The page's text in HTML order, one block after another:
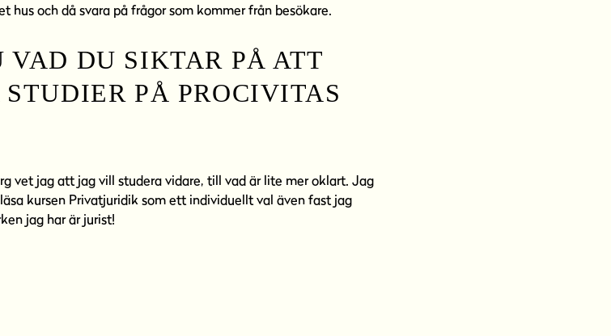
hus och då svara på frågor som kommer från besökare.
DU SIKTAR PÅ ATT
PÅ PROCIVITAS
vet jag att jag vill studera vidare, till vad är lite mer oklart. Jag
kursen Privatjuridik som ett individuellt val även fast jag
jag har är jurist!